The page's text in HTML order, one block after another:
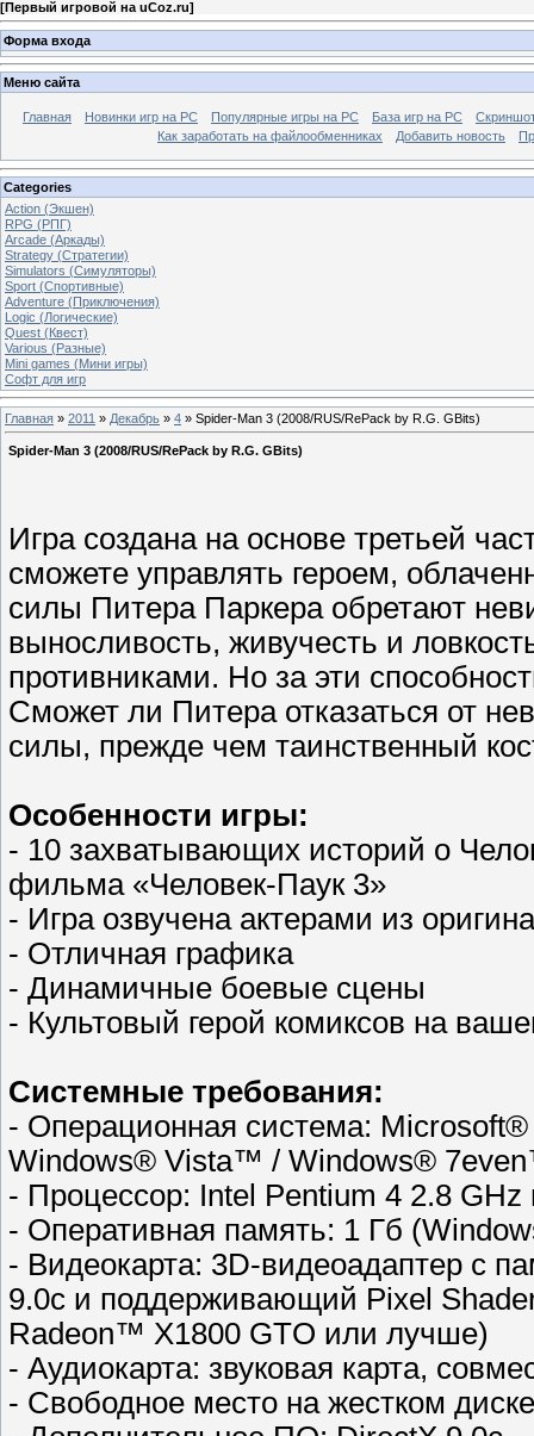
[Первый игровой на uCoz.ru]
Форма входа
Меню сайта
Главная Новинки игр на PC Популярные игры на PC База игр на РС
Как заработать на файлообменниках
Добавить новость
Categories
Action (Экшен)
RPG (РПГ)
Arcade (Аркады)
Strategy (Стратегии)
Simulators (Симуляторы)
Sport (Спортивные)
Adventure (Приключения)
Logic (Логические)
Quest (Квест)
Various (Разные)
Mini games (Мини игры)
Софт для игр
Главная » 2011 » Декабрь » 4 » Spider-Man 3 (2008/RUS/RePack by R.G. GBits)
Spider-Man 3 (2008/RUS/RePack by R.G. GBits)
Игра создана на основе третьей
сможете управлять героем,
силы Питера Паркера обретают
выносливость, живучесть и
противниками. Но за эти
Сможет ли Питера отказаться от
силы, прежде чем таинственный
Особенности игры:
- 10 захватывающих историй о
фильма «Человек-Паук 3»
- Игра озвучена актерами из
- Отличная графика
- Динамичные боевые сцены
- Культовый герой комиксов на
Системные требования:
- Операционная система:
Windows® Vista™ / Windows®
- Процессор: Intel Pentium 4 2.8
- Оперативная память: 1 Гб
- Видеокарта: 3D-видеоадаптер с
9.0с и поддерживающий Pixel
Radeon™ X1800 GTO или лучше)
- Аудиокарта: звуковая карта,
- Свободное место на жестком